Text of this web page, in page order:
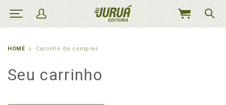
MEU
HOME Carrinho de compras
Seu carrinho